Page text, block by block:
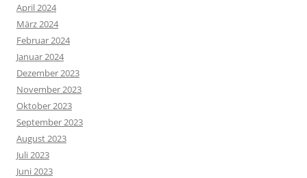
April 2024
März 2024
Februar 2024
Januar 2024
Dezember 2023
November 2023
Oktober 2023
September 2023
August 2023
Juli 2023
Juni 2023